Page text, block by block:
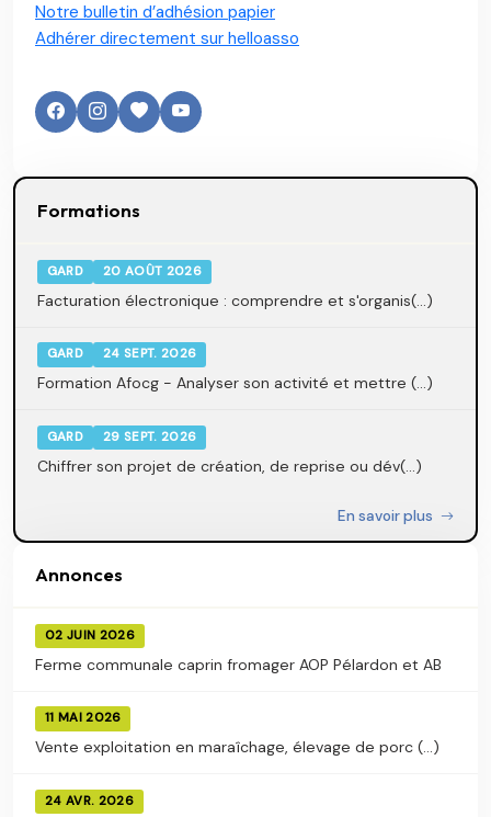
Notre bulletin d’adhésion papier
Adhérer directement sur helloasso
Formations
GARD 20 AOÛT 2026
Facturation électronique : comprendre et s'organis(...)
GARD 24 SEPT. 2026
Formation Afocg - Analyser son activité et mettre (...)
GARD 29 SEPT. 2026
Chiffrer son projet de création, de reprise ou dév(...)
En savoir plus
Annonces
02 JUIN 2026
Ferme communale caprin fromager AOP Pélardon et AB
11 MAI 2026
Vente exploitation en maraîchage, élevage de porc (...)
24 AVR. 2026